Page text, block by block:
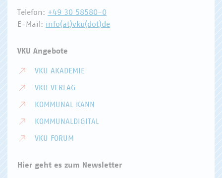
Telefon: +49 30 58580-0
E-Mail: info(at)vku(dot)de
VKU Angebote
VKU AKADEMIE
VKU VERLAG
KOMMUNAL KANN
KOMMUNALDIGITAL
VKU FORUM
Hier geht es zum Newsletter